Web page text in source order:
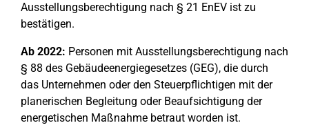
Ausstellungsberechtigung nach § 21 EnEV ist zu
bestätigen.
Ab 2022: Personen mit Ausstellungsberechtigung nach
§ 88 des Gebäudeenergiegesetzes (GEG), die durch
das Unternehmen oder den Steuerpflichtigen mit der
planerischen Begleitung oder Beaufsichtigung der
energetischen Maßnahme betraut worden ist.